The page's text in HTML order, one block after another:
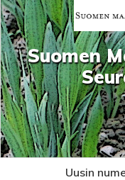
Suomen
Uusin